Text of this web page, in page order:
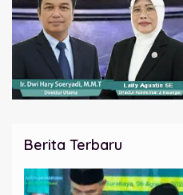
Berita Terbaru